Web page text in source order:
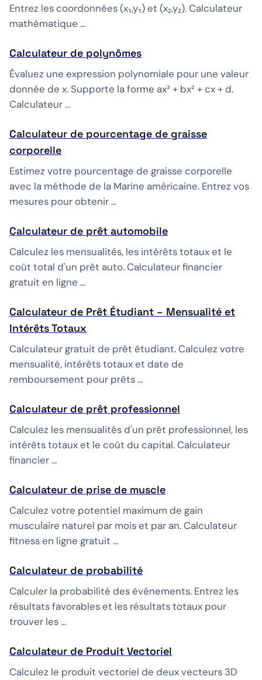
Entrez les coordonnées (x₁,y₁) et (x₂,y₂). Calculateur
mathématique …
Calculateur de polynômes
Évaluez une expression polynomiale pour une valeur
donnée de x. Supporte la forme ax³ + bx² + cx + d.
Calculateur …
Calculateur de pourcentage de graisse
corporelle
Estimez votre pourcentage de graisse corporelle
avec la méthode de la Marine américaine. Entrez vos
mesures pour obtenir …
Calculateur de prêt automobile
Calculez les mensualités, les intérêts totaux et le
coût total d'un prêt auto. Calculateur financier
gratuit en ligne …
Calculateur de Prêt Étudiant – Mensualité et
Intérêts Totaux
Calculateur gratuit de prêt étudiant. Calculez votre
mensualité, intérêts totaux et date de
remboursement pour prêts …
Calculateur de prêt professionnel
Calculez les mensualités d'un prêt professionnel, les
intérêts totaux et le coût du capital. Calculateur
financier …
Calculateur de prise de muscle
Calculez votre potentiel maximum de gain
musculaire naturel par mois et par an. Calculateur
fitness en ligne gratuit …
Calculateur de probabilité
Calculer la probabilité des événements. Entrez les
résultats favorables et les résultats totaux pour
trouver les …
Calculateur de Produit Vectoriel
Calculez le produit vectoriel de deux vecteurs 3D